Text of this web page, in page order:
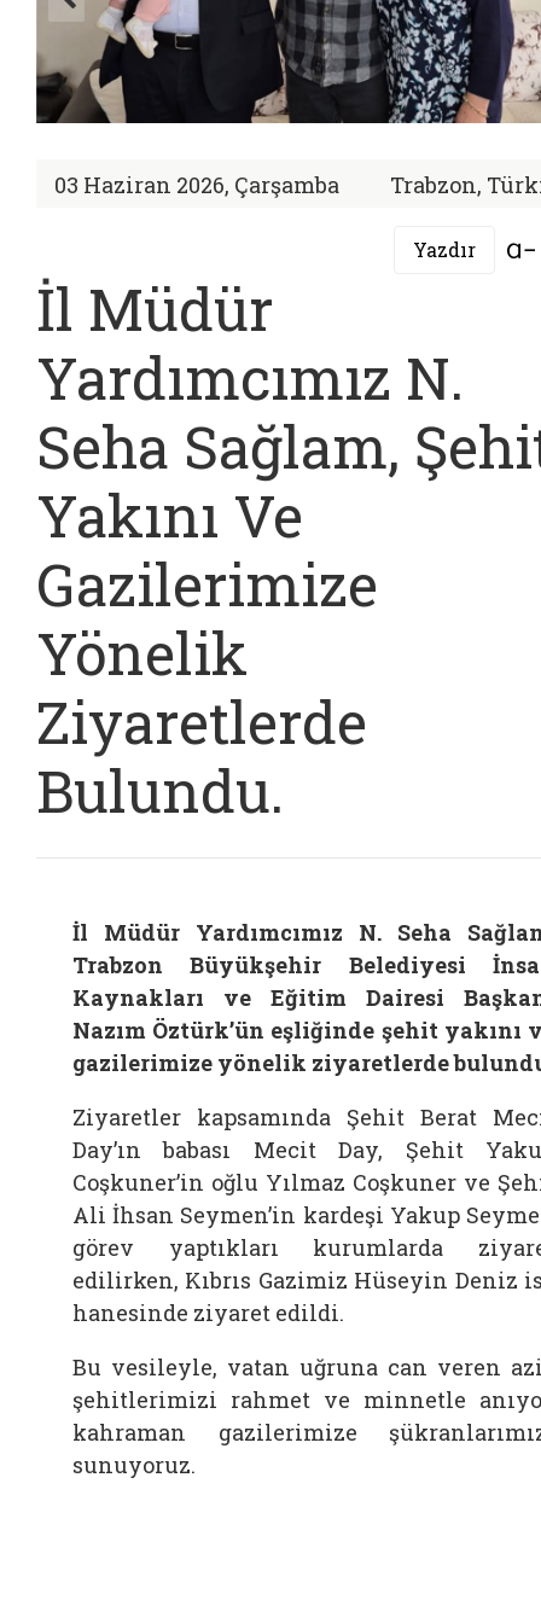
03 Haziran 2026, Çarşamba Trabzon,
Yazdır
İl Müdür
Yardımcımız N.
Seha Sağlam,
Yakını Ve
Gazilerimize
Yönelik
Ziyaretlerde
Bulundu.
İl Müdür Yardımcımız N. Seha
Trabzon Büyükşehir Belediyesi
Kaynakları ve Eğitim Dairesi
Nazım Öztürk’ün eşliğinde şehit yakını
gazilerimize yönelik ziyaretlerde
Ziyaretler kapsamında Şehit Berat
Day’ın babası Mecit Day, Şehit
Coşkuner’in oğlu Yılmaz Coşkuner ve
Ali İhsan Seymen’in kardeşi Yakup
görev yaptıkları kurumlarda
edilirken, Kıbrıs Gazimiz Hüseyin Deniz
hanesinde ziyaret edildi.
Bu vesileyle, vatan uğruna can veren
şehitlerimizi rahmet ve minnetle
kahraman gazilerimize
sunuyoruz.